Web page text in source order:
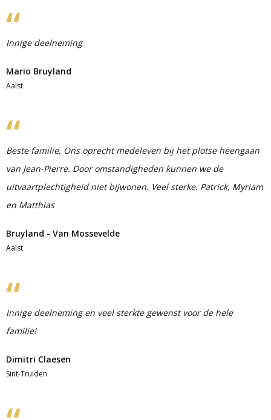
Innige deelneming
Mario Bruyland
Aalst
Beste familie, Ons oprecht medeleven bij het plotse heengaan
van Jean-Pierre. Door omstandigheden kunnen we de
uitvaartplechtigheid niet bijwonen. Veel sterke. Patrick, Myriam
en Matthias
Bruyland - Van Mossevelde
Aalst
Innige deelneming en veel sterkte gewenst voor de hele
familie!
Dimitri Claesen
Sint-Truiden